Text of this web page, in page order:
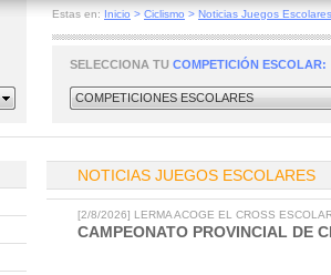
Estas en: Inicio > Ciclismo > Noticias Juegos Escolares
SELECCIONA TU COMPETICIÓN ESCOLAR:
COMPETICIONES ESCOLARES
NOTICIAS JUEGOS ESCOLARES
[2/8/2026] LERMA ACOGE EL CROSS
CAMPEONATO PROVINCIAL DE